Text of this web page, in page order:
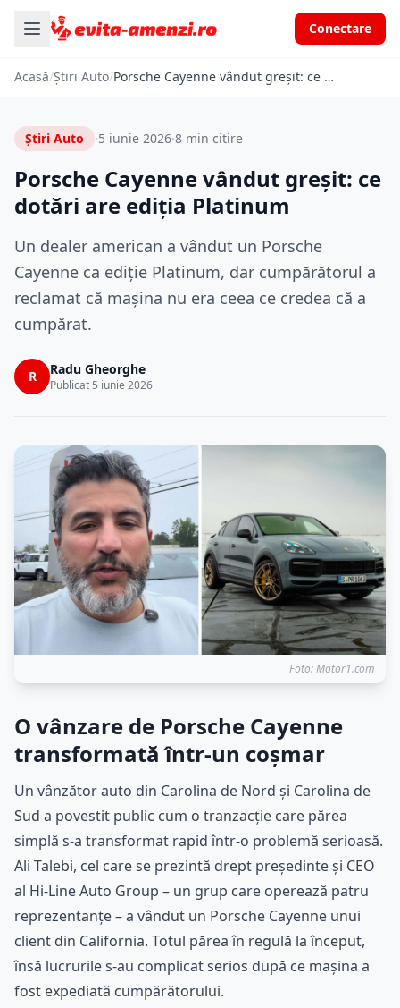
Conectare
Acasă/Știri Auto/ Porsche Cayenne vândut greșit: ce dotări are ediția Platinum
Știri Auto ·5 iunie 2026·8 min citire
Porsche Cayenne vândut greșit: ce
dotări are ediția Platinum
Un dealer american a vândut un Porsche
Cayenne ca ediție Platinum, dar cumpărătorul a
reclamat că mașina nu era ceea ce credea că a
cumpărat.
R Radu Gheorghe
Publicat 5 iunie 2026
Foto: Motor1.com
O vânzare de Porsche Cayenne
transformată într-un coșmar
Un vânzător auto din Carolina de Nord și Carolina de
Sud a povestit public cum o tranzacție care părea
simplă s-a transformat rapid într-o problemă serioasă.
Ali Talebi, cel care se prezintă drept președinte și CEO
al Hi-Line Auto Group – un grup care operează patru
reprezentanțe – a vândut un Porsche Cayenne unui
client din California. Totul părea în regulă la început,
însă lucrurile s-au complicat serios după ce mașina a
fost expediată cumpărătorului.